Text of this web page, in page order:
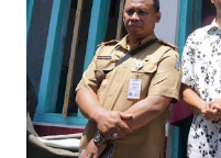
UMKM, karena
memberikan sosialisasi
yakin masyarakat sangat
akrab dipanggil Gus Udin
MEA, seharusnya pelaku